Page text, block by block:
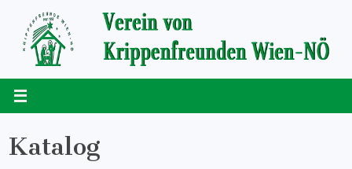
Inhalt
springen
Katalog